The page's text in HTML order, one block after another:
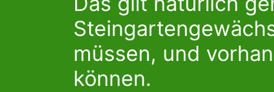
müssen, und
können.